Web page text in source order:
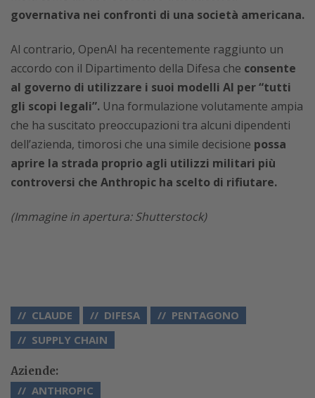
governativa nei confronti di una società americana.
Al contrario, OpenAI ha recentemente raggiunto un
accordo con il Dipartimento della Difesa che consente
al governo di utilizzare i suoi modelli AI per “tutti
gli scopi legali”. Una formulazione volutamente ampia
che ha suscitato preoccupazioni tra alcuni dipendenti
dell’azienda, timorosi che una simile decisione possa
aprire la strada proprio agli utilizzi militari più
controversi che Anthropic ha scelto di rifiutare.
(Immagine in apertura: Shutterstock)
CLAUDE DIFESA
PENTAGONO
SUPPLY CHAIN
Aziende:
ANTHROPIC